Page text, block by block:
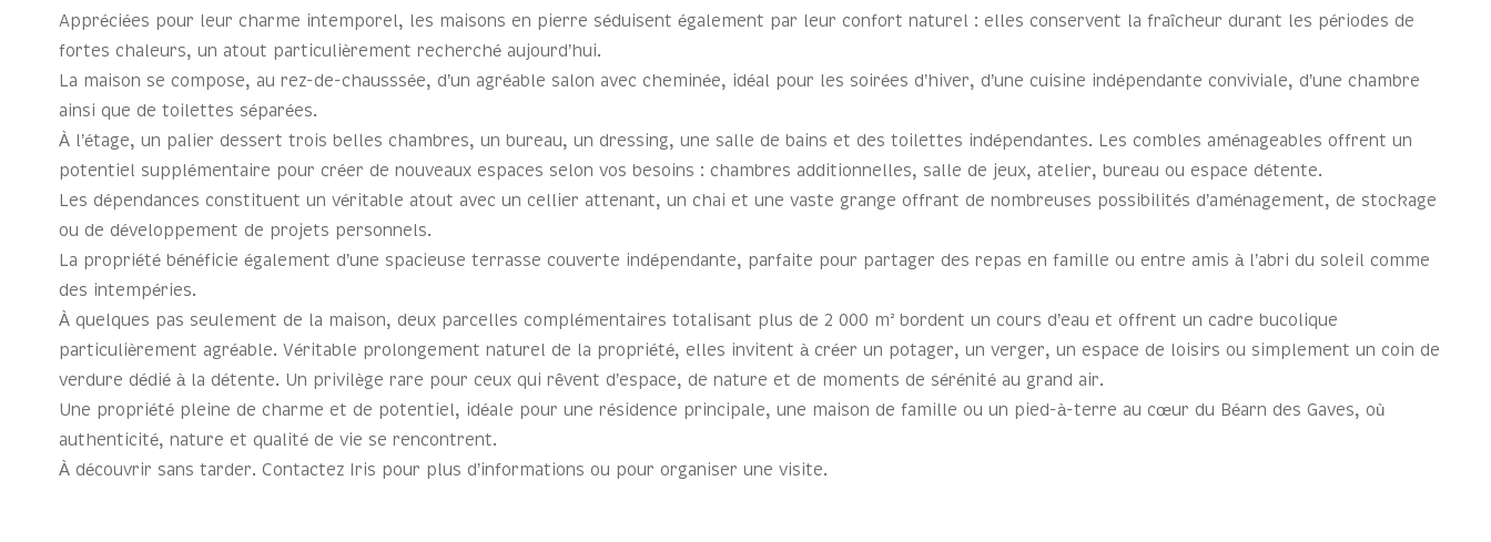
Appréciées pour leur charme intemporel, les maisons en pierre séduisent également par leur confort naturel : elles conservent la fraîcheur durant les périodes de
fortes chaleurs, un atout particulièrement recherché aujourd’hui.
La maison se compose, au rez-de-chausssée, d’un agréable salon avec cheminée, idéal pour les soirées d’hiver, d’une cuisine indépendante conviviale, d’une chambre
ainsi que de toilettes séparées.
À l’étage, un palier dessert trois belles chambres, un bureau, un dressing, une salle de bains et des toilettes indépendantes. Les combles aménageables offrent un
potentiel supplémentaire pour créer de nouveaux espaces selon vos besoins : chambres additionnelles, salle de jeux, atelier, bureau ou espace détente.
Les dépendances constituent un véritable atout avec un cellier attenant, un chai et une vaste grange offrant de nombreuses possibilités d’aménagement, de stockage
ou de développement de projets personnels.
La propriété bénéficie également d’une spacieuse terrasse couverte indépendante, parfaite pour partager des repas en famille ou entre amis à l’abri du soleil comme
des intempéries.
À quelques pas seulement de la maison, deux parcelles complémentaires totalisant plus de 2 000 m² bordent un cours d’eau et offrent un cadre bucolique
particulièrement agréable. Véritable prolongement naturel de la propriété, elles invitent à créer un potager, un verger, un espace de loisirs ou simplement un coin de
verdure dédié à la détente. Un privilège rare pour ceux qui rêvent d’espace, de nature et de moments de sérénité au grand air.
Une propriété pleine de charme et de potentiel, idéale pour une résidence principale, une maison de famille ou un pied-à-terre au cœur du Béarn des Gaves, où
authenticité, nature et qualité de vie se rencontrent.
À découvrir sans tarder. Contactez Iris pour plus d’informations ou pour organiser une visite.